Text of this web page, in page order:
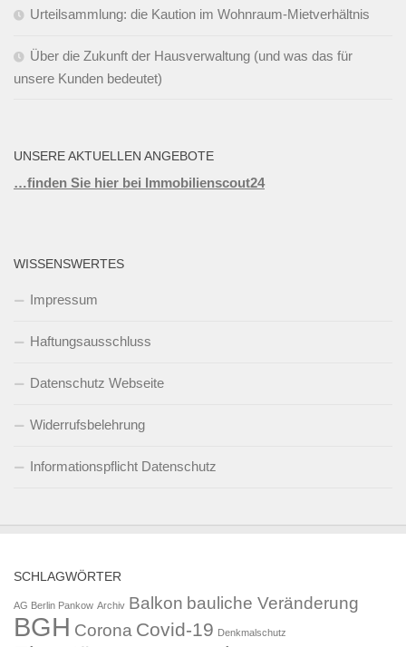
Urteilsammlung: die Kaution im Wohnraum-Mietverhältnis
Über die Zukunft der Hausverwaltung (und was das für
unsere Kunden bedeutet)
UNSERE AKTUELLEN ANGEBOTE
…finden Sie hier bei Immobilienscout24
WISSENSWERTES
Impressum
Haftungsausschluss
Datenschutz Webseite
Widerrufsbelehrung
Informationspflicht Datenschutz
SCHLAGWÖRTER
AG Berlin Pankow Archiv Balkon bauliche Veränderung
BGH Corona Covid-19 Denkmalschutz